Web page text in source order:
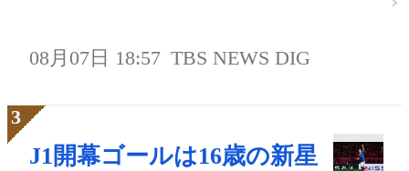
08月07日 18:57 TBS NEWS DIG
J1開幕ゴールは16歳の新星